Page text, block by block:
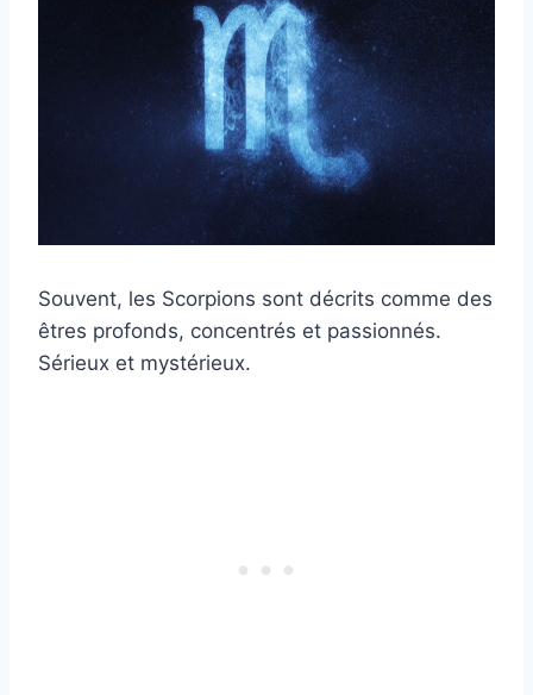
Souvent, les Scorpions sont décrits comme des
êtres profonds, concentrés et passionnés.
Sérieux et mystérieux.